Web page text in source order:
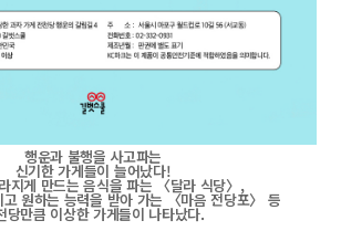
행운과 불행을 사고파는
신기한 가게들이 늘어났다!
지게 만드는 음식을 파는 〈달라 식당〉,
원하는 능력을 받아 가는 〈마음 전당포〉 등
당만큼 이상한 가게들이 나타났다.